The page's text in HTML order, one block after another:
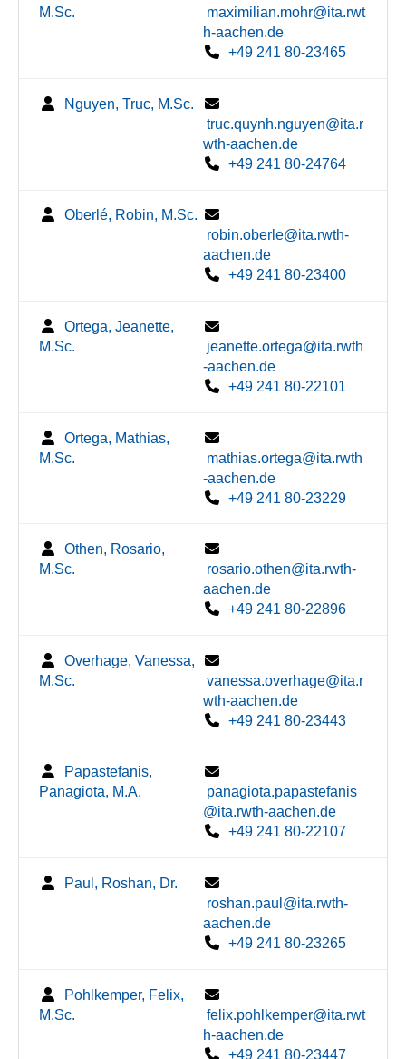
M.Sc.
maximilian.mohr@ita.rwt
h-aachen.de
+49 241 80-23465
Nguyen, Truc, M.Sc.
truc.quynh.nguyen@ita.r
wth-aachen.de
+49 241 80-24764
Oberlé, Robin, M.Sc.
robin.oberle@ita.rwth-
aachen.de
+49 241 80-23400
Ortega, Jeanette,
M.Sc.
jeanette.ortega@ita.rwth
-aachen.de
+49 241 80-22101
Ortega, Mathias,
M.Sc.
mathias.ortega@ita.rwth
-aachen.de
+49 241 80-23229
Othen, Rosario,
M.Sc.
rosario.othen@ita.rwth-
aachen.de
+49 241 80-22896
Overhage, Vanessa,
M.Sc.
vanessa.overhage@ita.r
wth-aachen.de
+49 241 80-23443
Papastefanis,
Panagiota, M.A.
panagiota.papastefanis
@ita.rwth-aachen.de
+49 241 80-22107
Paul, Roshan, Dr.
roshan.paul@ita.rwth-
aachen.de
+49 241 80-23265
Pohlkemper, Felix,
M.Sc.
felix.pohlkemper@ita.rwt
h-aachen.de
+49 241 80-23447